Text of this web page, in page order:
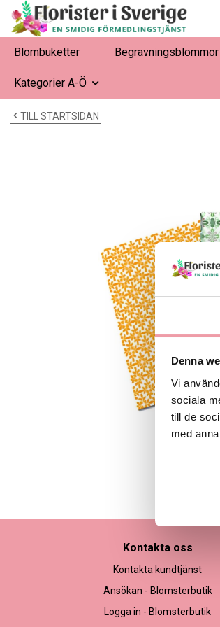
Denna
Vi
sociala
till de
med
Blombuketter Begravningsblommor
Kategorier A-Ö
TILL STARTSIDAN
Kontakta oss
Kontakta kundtjänst
Ansökan - Blomsterbutik
Logga in - Blomsterbutik